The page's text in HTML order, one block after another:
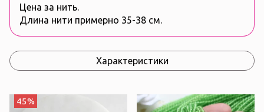
Цена за нить.
Длина нити примерно 35-38 см.
Характеристики
45%